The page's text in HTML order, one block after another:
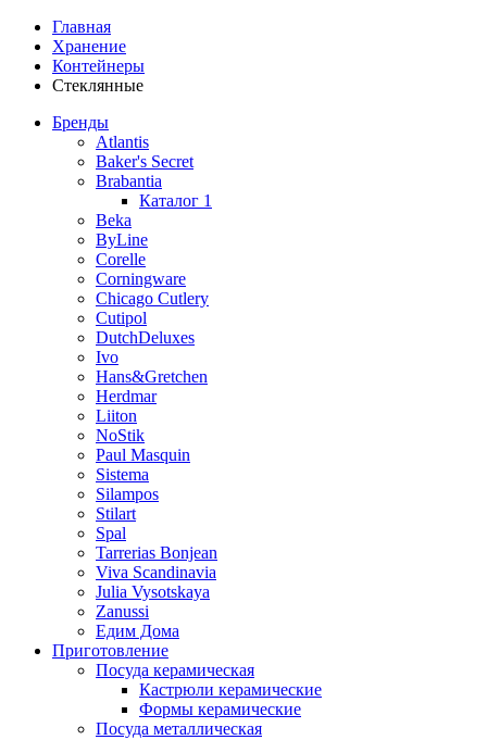
Главная
Хранение
Контейнеры
Стеклянные
Бренды
Atlantis
Baker's Secret
Brabantia
Каталог 1
Beka
ByLine
Corelle
Corningware
Chicago Cutlery
Cutipol
DutchDeluxes
Ivo
Hans&Gretchen
Herdmar
Liiton
NoStik
Paul Masquin
Sistema
Silampos
Stilart
Spal
Tarrerias Bonjean
Viva Scandinavia
Julia Vysotskaya
Zanussi
Едим Дома
Приготовление
Посуда керамическая
Кастрюли керамические
Формы керамические
Посуда металлическая